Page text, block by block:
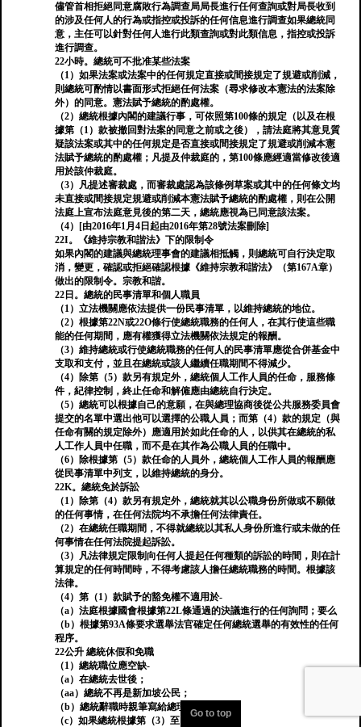
儘管首相拒絕同意腐敗行為調查局局長進行任何查詢或對局長收到
的涉及任何人的行為或指控或投訴的任何信息進行調查如果總統同
意，主任可以針對任何人進行此類查詢或對此類信息，指控或投訴
進行調查。
22小時。總統可不批准某些法案
（1）如果法案或法案中的任何規定直接或間接規定了規避或削減，
則總統可酌情以書面形式拒絕任何法案（尋求修改本憲法的法案除
外）的同意。憲法賦予總統的酌處權。
（2）總統根據內閣的建議行事，可依照第100條的規定（以及在根
據第（1）款被撤回對法案的同意之前或之後），請法庭將其意見質
疑該法案或其中的任何規定是否直接或間接規定了規避或削減本憲
法賦予總統的酌處權；凡提及仲裁庭的，第100條應經適當修改後適
用於該仲裁庭。
（3）凡提述審裁處，而審裁處認為該條例草案或其中的任何條文均
未直接或間接規定規避或削減本憲法賦予總統的酌處權，則在公開
法庭上宣布法庭意見後的第二天，總統應視為已同意該法案。
（4）[由2016年1月4日起由2016年第28號法案刪除]
22I。《維持宗教和諧法》下的限制令
如果內閣的建議與總統理事會的建議相抵觸，則總統可自行決定取
消，變更，確認或拒絕確認根據《維持宗教和諧法》（第167A章）
做出的限制令。宗教和諧。
22日。總統的民事清單和個人職員
（1）立法機關應依法提供一份民事清單，以維持總統的地位。
（2）根據第22N或22O條行使總統職務的任何人，在其行使這些職
能的任何期間，應有權獲得立法機關依法規定的報酬。
（3）維持總統或行使總統職務的任何人的民事清單應從合併基金中
支取和支付，並且在總統或該人繼續任職期間不得減少。
（4）除第（5）款另有規定外，總統個人工作人員的任命，服務條
件，紀律控制，終止任命和解僱應由總統自行決定。
（5）總統可以根據自己的意願，在與總理協商後從公共服務委員會
提交的名單中選出他可以選擇的公職人員；而第（4）款的規定（與
任命有關的規定除外）應適用於如此任命的人，以供其在總統的私
人工作人員中任職，而不是在其作為公職人員的任職中。
（6）除根據第（5）款任命的人員外，總統個人工作人員的報酬應
從民事清單中列支，以維持總統的身分。
22K。總統免於訴訟
（1）除第（4）款另有規定外，總統就其以公職身份所做或不願做
的任何事情，在任何法院均不承擔任何法律責任。
（2）在總統任職期間，不得就總統以其私人身份所進行或未做的任
何事情在任何法院提起訴訟。
（3）凡法律規定限制向任何人提起任何種類的訴訟的時間，則在計
算規定的任何時間時，不得考慮該人擔任總統職務的時間。根據該
法律。
（4）第（1）款賦予的豁免權不適用於-
（a）法庭根據國會根據第22L條通過的決議進行的任何詢問；要么
（b）根據第93A條要求選舉法官確定任何總統選舉的有效性的任何
程序。
22公升 總統休假和免職
（1）總統職位應空缺-
（a）在總統去世後；
（aa）總統不再是新加坡公民；
（b）總統辭職時親筆寫給總理的信；
（c）如果總統根據第（3）至（7）條免職；
Go to top